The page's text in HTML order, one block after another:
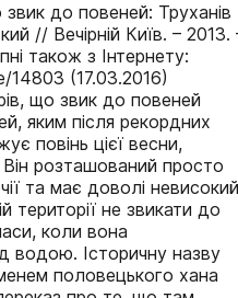
до повеней: Труханів
// Вечірній Київ. – 2013.
також з Інтернету:
(17.03.2016)
що звик до повеней
яким після рекордних
повінь цієї весни,
Він розташований просто
та має доволі невисокий
території не звикати до
коли вона
водою. Історичну назву
половецького хана